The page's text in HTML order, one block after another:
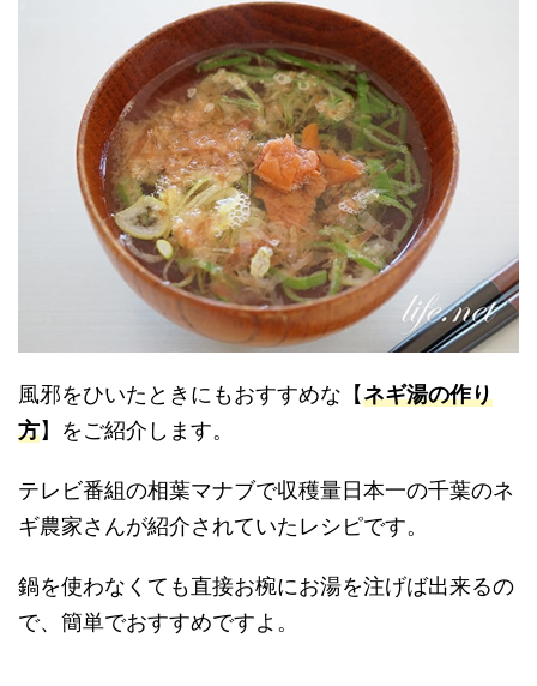
風邪をひいたときにもおすすめな【ネギ湯の作り
方】をご紹介します。
テレビ番組の相葉マナブで収穫量日本一の千葉のネ
ギ農家さんが紹介されていたレシピです。
鍋を使わなくても直接お椀にお湯を注げば出来るの
で、簡単でおすすめですよ。